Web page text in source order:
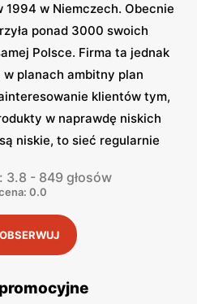
1994 w Niemczech. Obecnie
ponad 3000 swoich
Polsce. Firma ta jednak
planach ambitny plan
klientów tym,
w naprawdę niskich
niskie, to sieć regularnie
śledzić aktualne
gazetkę, ale również
w internecie.
3.8 - 849 głosów
0.0
OBSERWUJ